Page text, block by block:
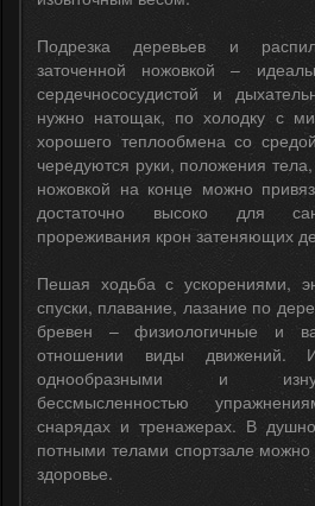
Подрезка деревьев и
заточенной ножовкой –
сердечнососудистой и
нужно натощак, по холодку с
хорошего теплообмена со
чередуются руки, положения
ножовкой на конце можно
достаточно высоко для
прореживания крон затеняющих
Пешая ходьба с ускорениями,
спуски, плавание, лазание по
бревен – физиологичные и
отношении виды движений.
однообразными и
бессмысленностью
снарядах и тренажерах. В
потными телами спортзале можно
здоровье.